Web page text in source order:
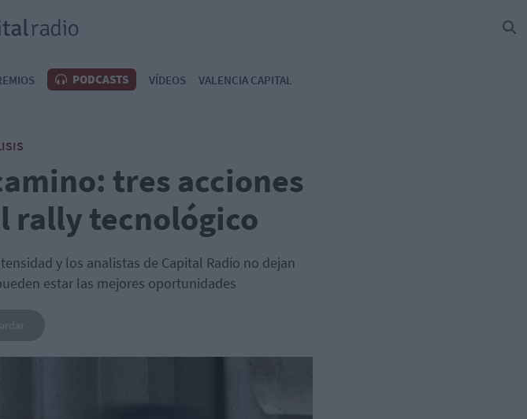
PODCASTS VÍDEOS VALENCIA CAPITAL
tres acciones
rally tecnológico
y los analistas de Capital Radio no dejan
estar las mejores oportunidades